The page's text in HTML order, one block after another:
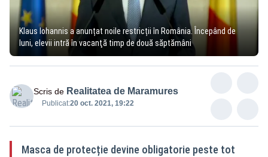
Klaus Iohannis a anunțat noile restricții în România. Începând de
luni, elevii intră în vacanţă timp de două săptămâni
Scris de Realitatea de Maramures
Publicat:20 oct. 2021, 19:22
Masca de protecție devine obligatorie peste tot